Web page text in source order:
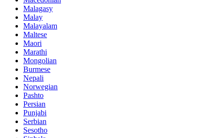
Malagasy
Malay
Malayalam
Maltese
Maori
Marathi
Mongolian
Burmese
Nepali
Norwegian
Pashto
Persian
Punjabi
Serbian
Sesotho